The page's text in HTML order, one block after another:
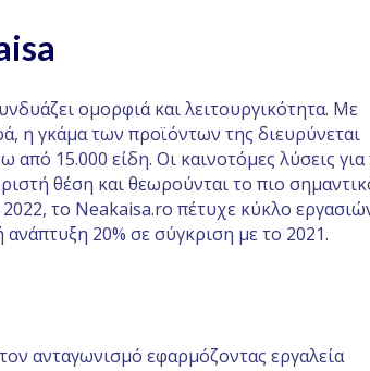
ομορφιά και λειτουργικότητα. Με
η γκάμα των προϊόντων της διευρύνεται
15.000 είδη. Οι καινοτόμες λύσεις για
θέση και θεωρούνται το πιο
το Neakaisa.ro πέτυχε κύκλο
20% σε σύγκριση με το 2021.
ανταγωνισμό εφαρμόζοντας εργαλεία